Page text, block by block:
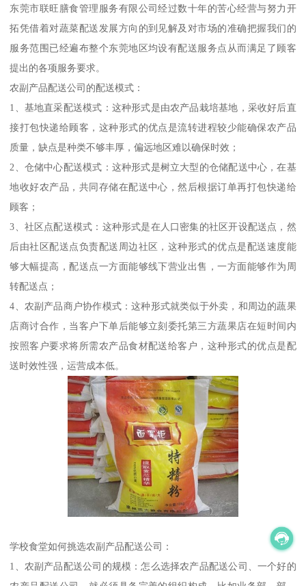
东莞市联旺膳食管理服务有限公司经过数十年的苦心经营与努力开
拓凭借着对蔬菜配送发展方向的到见解及对市场的准确把握我们的
服务范围已经遍布整个东莞地区均设有配送服务点从而满足了顾客
提出的各项服务要求。
农副产品配送公司的配送模式：
1、基地直采配送模式：这种形式是由农产品栽培基地，采收好后直
接打包快递给顾客，这种形式的优点是流转进程较少能确保农产品
质量，缺点是种类不够丰厚，偏远地区难以确保时效；
2、仓储中心配送模式：这种形式是树立大型的仓储配送中心，在基
地收好农产品，共同存储在配送中心，然后根据订单再打包快递给
顾客；
3、社区点配送模式：这种形式是在人口密集的社区开设配送点，然
后由社区配送点负责配送周边社区，这种形式的优点是配送速度能
够大幅提高，配送点一方面能够线下营业出售，一方面能够作为周
转配送点；
4、农副产品商户协作模式：这种形式就类似于外卖，和周边的蔬果
店商讨合作，当客户下单后能够立刻委托第三方蔬果店在短时间内
按照客户要求将所需农产品食材配送给客户，这种形式的优点是配
送时效性强，运营成本低。
学校食堂如何挑选农副产品配送公司：
1、农副产品配送公司的规模：怎么选择农产品配送公司、一个好的